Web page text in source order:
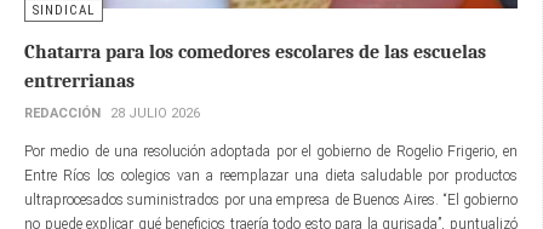
SINDICAL
Chatarra para los comedores escolares de las escuelas
entrerrianas
REDACCIÓN 28 JULIO 2026
Por medio de una resolución adoptada por el gobierno de Rogelio Frigerio, en
Entre Ríos los colegios van a reemplazar una dieta saludable por productos
ultraprocesados suministrados por una empresa de Buenos Aires. “El gobierno
no puede explicar qué beneficios traería todo esto para la gurisada”, puntualizó